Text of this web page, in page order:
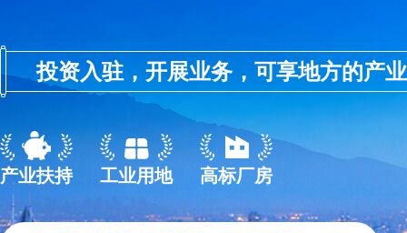
投资入驻，开展业务，可享地方的产
产业扶持 工业用地 高标厂房